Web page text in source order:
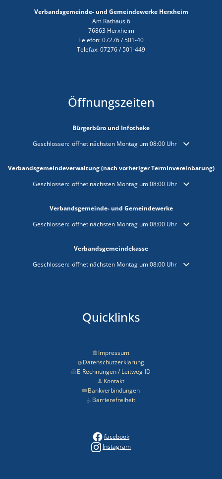
Verbandsgemeinde- und Gemeindewerke Herxheim
Am Rathaus 6
76863 Herxheim
Telefon: 07276 / 501-40
Telefax: 07276 / 501-449
Öffnungszeiten
Bürgerbüro und Infotheke
Klicken, um weitere Öffnungs- oder Schließzeiten auszublenden
Geschlossen: öffnet nächsten Montag um 08:00 Uhr
Verbandsgemeindeverwaltung (nach vorheriger Terminvereinbarung)
Klicken, um weitere Öffnungs- oder Schließzeiten auszublenden
Geschlossen: öffnet nächsten Montag um 08:00 Uhr
Verbandsgemeinde- und Gemeindewerke
Klicken, um weitere Öffnungs- oder Schließzeiten auszublenden
Geschlossen: öffnet nächsten Montag um 08:00 Uhr
Verbandsgemeindekasse
Klicken, um weitere Öffnungs- oder Schließzeiten auszublenden
Geschlossen: öffnet nächsten Montag um 08:00 Uhr
Quicklinks
Impressum
Datenschutzerklärung
E-Rechnungen / Leitweg-ID
Kontakt
Bankverbindungen
Barrierefreiheit
facebook
Instagram